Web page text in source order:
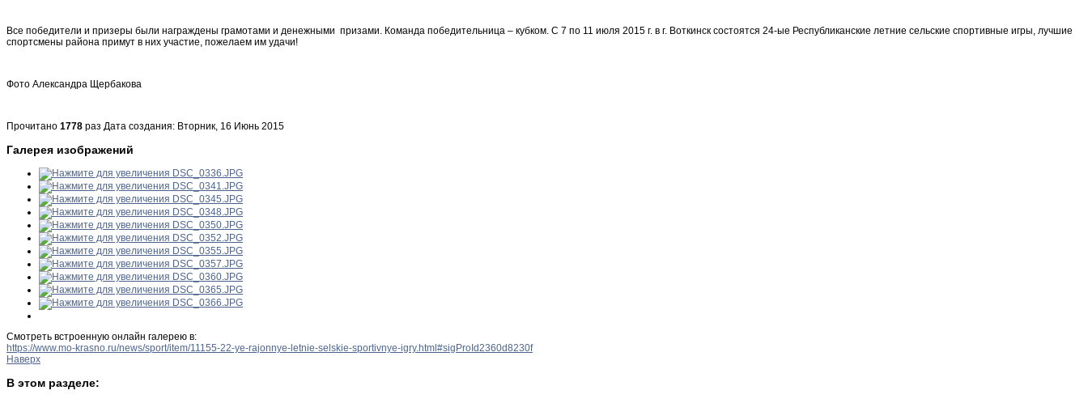
Все победители и призеры были награждены грамотами и денежными призами. Команда победительница – кубком. С 7 по 11 июля 2015 г. в г. Воткинск состоятся 24-ые Республиканские летние сельские спортивные игры, лучшие
спортсмены района примут в них участие, пожелаем им удачи!
Фото Александра Щербакова
Прочитано 1778 раз Дата создания: Вторник, 16 Июнь 2015
Галерея изображений
Смотреть встроенную онлайн галерею в:
https://www.mo-krasno.ru/news/sport/item/11155-22-ye-rajonnye-letnie-selskie-sportivnye-igry.html#sigProId2360d8230f
Наверх
В этом разделе: